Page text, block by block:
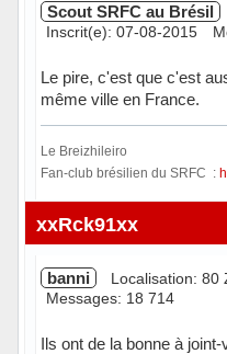
Scout SRFC au Brésil
Inscrit(e): 07-08-2015
Le pire, c'est que c'est
même ville en France.
Le Breizhileiro
Fan-club brésilien du SRFC :
Hors ligne
xxRck91xx
banni Localisation: 80
Messages: 18 714
Ils ont de la bonne à joint-